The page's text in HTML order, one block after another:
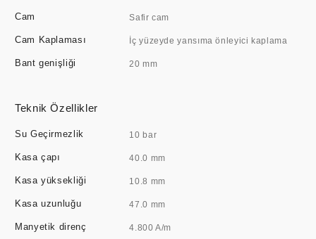
Cam Safir cam
Cam Kaplaması İç yüzeyde yansıma önleyici kaplama
Bant genişliği 20 mm
Teknik Özellikler
Su Geçirmezlik 10 bar
Kasa çapı 40.0 mm
Kasa yüksekliği 10.8 mm
Kasa uzunluğu 47.0 mm
Manyetik direnç 4.800 A/m